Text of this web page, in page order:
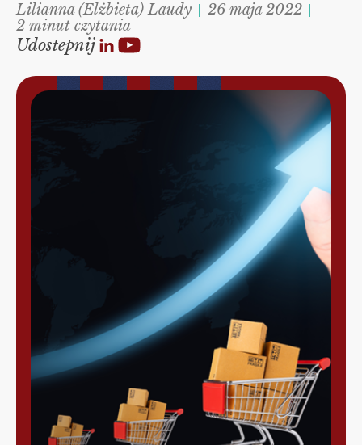
Lilianna (Elżbieta) Laudy
26 maja 2022
2 minut czytania
Udostepnij